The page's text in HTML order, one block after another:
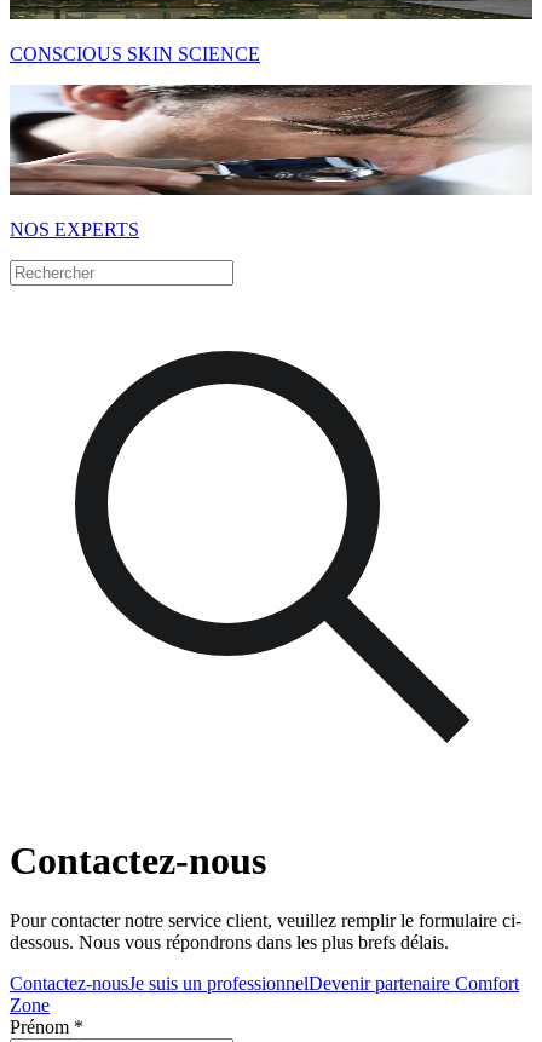
CONSCIOUS SKIN SCIENCE
NOS EXPERTS
Contactez-nous
Pour contacter notre service client, veuillez remplir le formulaire ci-
dessous. Nous vous répondrons dans les plus brefs délais.
Contactez-nousJe suis un professionnelDevenir partenaire Comfort
Zone
Prénom *